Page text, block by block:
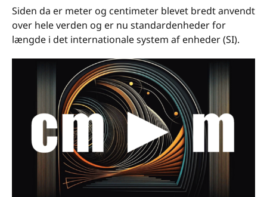
Siden da er meter og centimeter blevet bredt anvendt
over hele verden og er nu standardenheder for
længde i det internationale system af enheder (SI).